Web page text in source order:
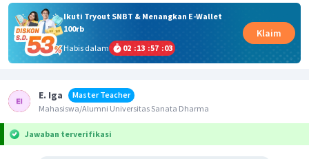
Ikuti Tryout SNBT & Menangkan E-Wallet
100rb
Habis dalam
02 :13 :57 :02
Klaim
E. Iga
Master Teacher
Mahasiswa/Alumni Universitas Sanata Dharma
Jawaban terverifikasi